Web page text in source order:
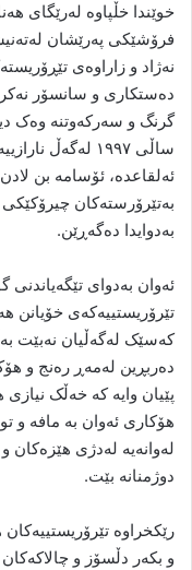
خوێندا خڵپاوە لەرێگای
فرۆشێکی پەرێشان
نەژاد و زاراوەی
دەستکاری و سانسۆر
گرنگ و سەرکەوتنە وەک
ساڵی ۱۹۹۷
ئەلقاعدە، ئۆسامە بن
بەتێرۆرستەکان
بەدوایدا دەگەڕێن.
ئەوان بەدوای
تێرۆریستییەکەی خۆیانن
کەسێک لەگەڵیان نەبێت
دەربڕین لەمەڕ رەنج و
پێیان وایە کە خەڵک
هۆکاری ئەوان بە مافە و
لەوانەیە لەدژی
دوژمنانە بێت.
رێکخراوە
و بکەر دڵسۆز و چالاکەکان